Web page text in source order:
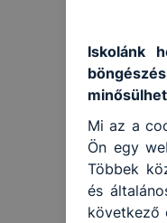
Iskolánk
Mi az a
Ön egy
Többek
és
következő